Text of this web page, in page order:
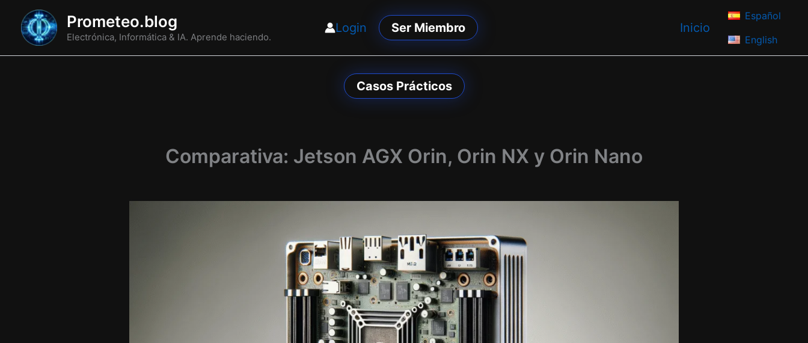
contenido
Prometeo.blog
Electrónica, Informática & IA. Aprende haciendo.
Login Ser Miembro Inicio
Español
English
Casos Prácticos
Comparativa: Jetson AGX Orin, Orin NX y Orin Nano